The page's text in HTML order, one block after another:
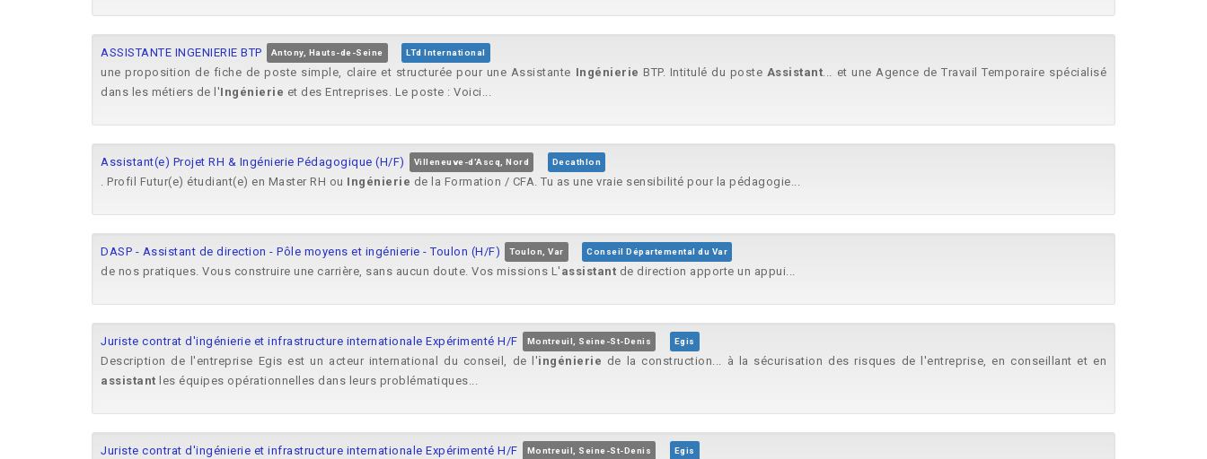
ASSISTANTE INGENIERIE BTP Antony, Hauts-de-Seine LTd International
une proposition de fiche de poste simple, claire et structurée pour une Assistante Ingénierie BTP. Intitulé du poste Assistant... et une Agence de Travail Temporaire spécialisé
dans les métiers de l'Ingénierie et des Entreprises. Le poste : Voici...
Assistant(e) Projet RH & Ingénierie Pédagogique (H/F) Villeneuve-d'Ascq, Nord Decathlon
. Profil Futur(e) étudiant(e) en Master RH ou Ingénierie de la Formation / CFA. Tu as une vraie sensibilité pour la pédagogie...
DASP - Assistant de direction - Pôle moyens et ingénierie - Toulon (H/F) Toulon, Var Conseil Départemental du Var
de nos pratiques. Vous construire une carrière, sans aucun doute. Vos missions L' assistant de direction apporte un appui...
Juriste contrat d'ingénierie et infrastructure internationale Expérimenté H/F Montreuil, Seine-St-Denis Egis
Description de l'entreprise Egis est un acteur international du conseil, de l'ingénierie de la construction... à la sécurisation des risques de l'entreprise, en conseillant et en
assistant les équipes opérationnelles dans leurs problématiques...
Juriste contrat d'ingénierie et infrastructure internationale Expérimenté H/F Montreuil, Seine-St-Denis Egis